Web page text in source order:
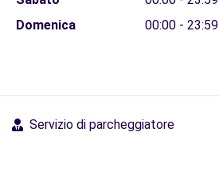
Domenica
00:00 - 23:59
Servizio di parcheggiatore